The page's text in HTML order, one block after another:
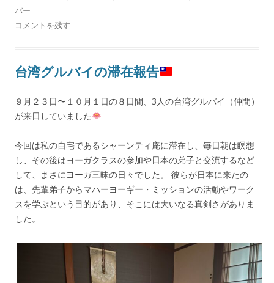
バー
コメントを残す
台湾グルバイの滞在報告
９月２３日〜１０月１日の８日間、3人の台湾グルバイ（仲間）
が来日していました
今回は私の自宅であるシャーンティ庵に滞在し、毎日朝は瞑想
し、その後はヨーガクラスの参加や日本の弟子と交流するなど
して、まさにヨーガ三昧の日々でした。 彼らが日本に来たの
は、先輩弟子からマハーヨーギー・ミッションの活動やワーク
スを学ぶという目的があり、そこには大いなる真剣さがありま
した。